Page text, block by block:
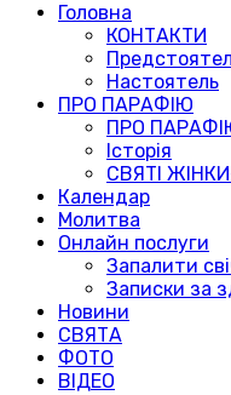
Головна
КОНТАКТИ
Настоятель
ПРО ПАРАФІЮ
ПРО
Історія
СВЯТІ
Календар
Молитва
Онлайн послуги
Запалити
Записки за
Новини
СВЯТА
ФОТО
ВІДЕО